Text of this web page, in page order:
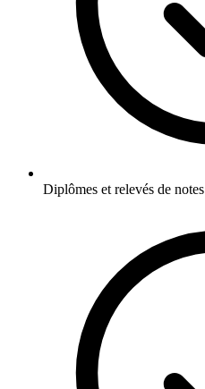
Diplômes et relevés de notes